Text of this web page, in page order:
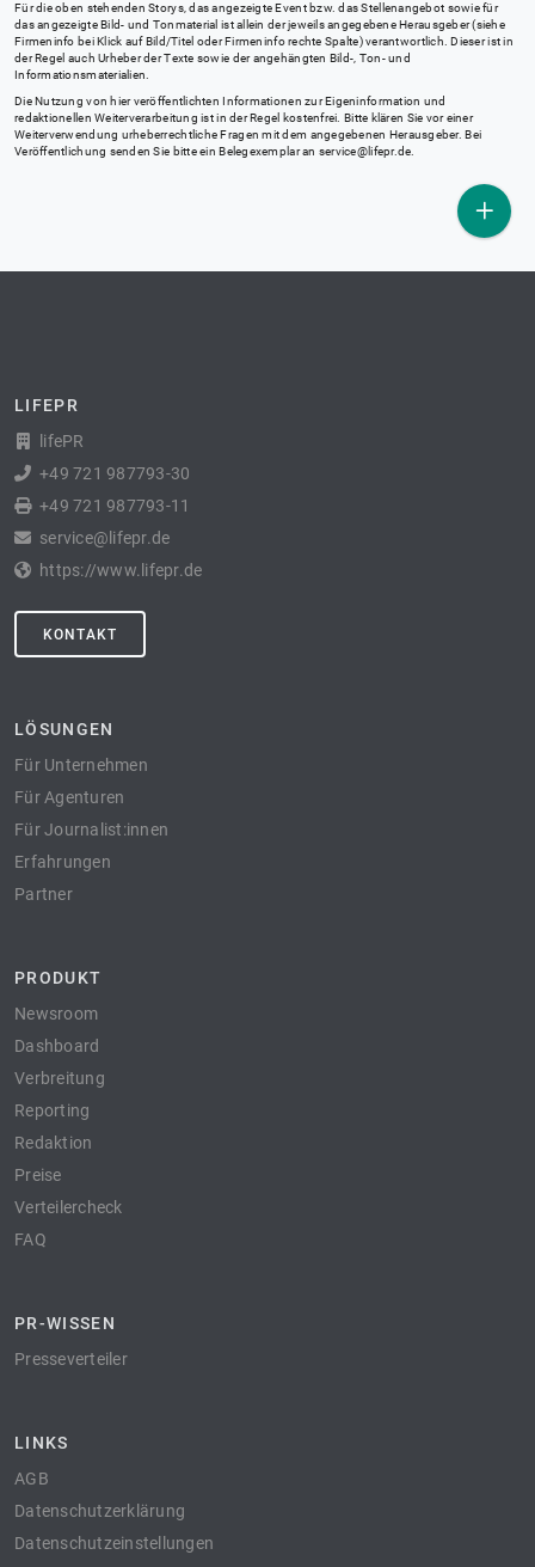
Für die oben stehenden Storys, das angezeigte Event bzw. das Stellenangebot sowie für
das angezeigte Bild- und Tonmaterial ist allein der jeweils angegebene Herausgeber (siehe
Firmeninfo bei Klick auf Bild/Titel oder Firmeninfo rechte Spalte) verantwortlich. Dieser ist in
der Regel auch Urheber der Texte sowie der angehängten Bild-, Ton- und
Informationsmaterialien.
Die Nutzung von hier veröffentlichten Informationen zur Eigeninformation und
redaktionellen Weiterverarbeitung ist in der Regel kostenfrei. Bitte klären Sie vor einer
Weiterverwendung urheberrechtliche Fragen mit dem angegebenen Herausgeber. Bei
Veröffentlichung senden Sie bitte ein Belegexemplar an service@lifepr.de
LIFEPR
lifePR
+49 721 987793-30
+49 721 987793-11
service@lifepr.de
https://www.lifepr.de
KONTAKT
LÖSUNGEN
Für Unternehmen
Für Agenturen
Für Journalist:innen
Erfahrungen
Partner
PRODUKT
Newsroom
Dashboard
Verbreitung
Reporting
Redaktion
Preise
Verteilercheck
FAQ
PR-WISSEN
Presseverteiler
LINKS
AGB
Datenschutzerklärung
Datenschutzeinstellungen